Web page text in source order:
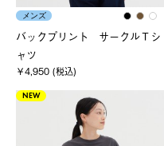
メンズ
バックプリント サークルＴシ
ャツ
￥4,950 (税込)
NEW